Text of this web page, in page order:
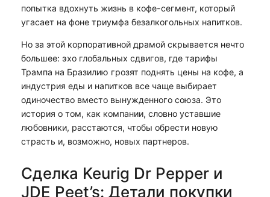
попытка вдохнуть жизнь в кофе-сегмент, который
угасает на фоне триумфа безалкогольных напитков.
Но за этой корпоративной драмой скрывается нечто
большее: эхо глобальных сдвигов, где тарифы
Трампа на Бразилию грозят поднять цены на кофе, а
индустрия еды и напитков все чаще выбирает
одиночество вместо вынужденного союза. Это
история о том, как компании, словно уставшие
любовники, расстаются, чтобы обрести новую
страсть и, возможно, новых партнеров.
Сделка Keurig Dr Pepper и
JDE Peet’s: Детали покупки